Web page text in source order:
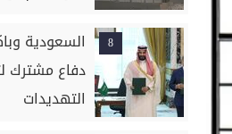
8
السعودية
دفاع مشترك
التهديدات